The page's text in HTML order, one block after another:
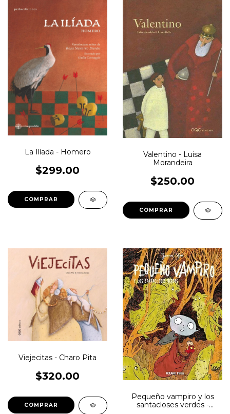
La Ilíada - Homero
$299.00
Valentino - Luisa
Morandeira
$250.00
Viejecitas - Charo Pita
$320.00
Pequeño vampiro y los
santacloses verdes -